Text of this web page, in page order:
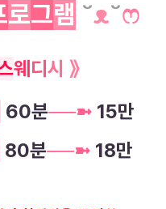
로그램 ˘ᴥ˘ෆ
웨 디 시 》
60분──➼15만
80분──➼ 18만